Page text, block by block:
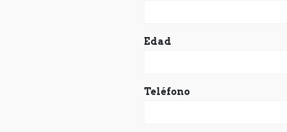
Edad
Teléfono